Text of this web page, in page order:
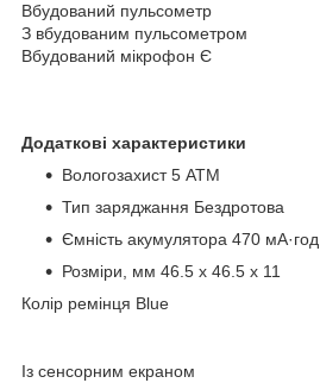
Вбудований пульсометр
З вбудованим пульсометром
Вбудований мікрофон Є
Додаткові характеристики
Вологозахист 5 АТМ
Тип заряджання Бездротова
Ємність акумулятора 470 мА·год
Розміри, мм 46.5 x 46.5 x 11
Колір ремінця Blue
Із сенсорним екраном